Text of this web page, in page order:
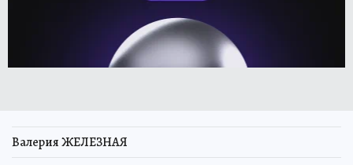
Валерия ЖЕЛЕЗНАЯ